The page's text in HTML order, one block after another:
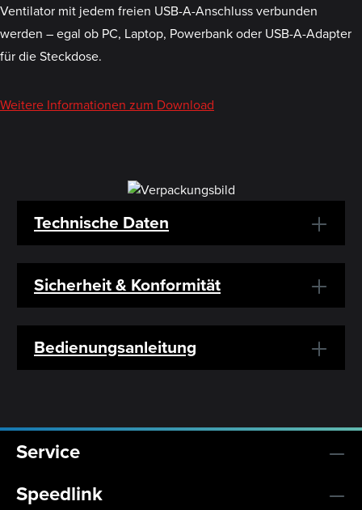
Ventilator mit jedem freien USB-A-Anschluss verbunden
werden – egal ob PC, Laptop, Powerbank oder USB-A-Adapter
für die Steckdose.
Weitere Informationen zum Download
Technische Daten
Sicherheit & Konformität
Bedienungsanleitung
Service
Speedlink